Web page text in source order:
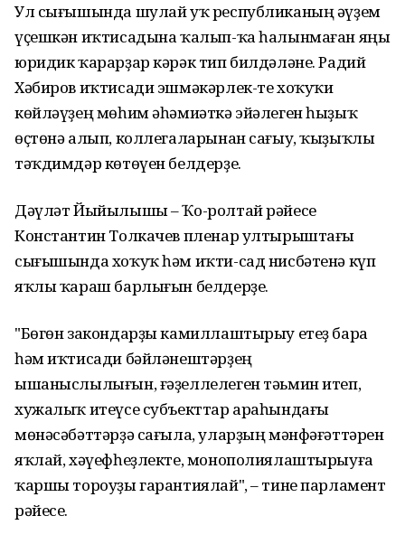
Ул сығышында шулай уҡ республиканың әүҙем
үҫешкән иҡтисадына ҡалып-ҡа һалынмаған яңы
юридик ҡарарҙар кәрәк тип билдәләне. Радий
Хәбиров иҡтисади эшмәкәрлек-те хоҡуҡи
көйләүҙең мөһим әһәмиәткә эйәлеген һыҙыҡ
өҫтөнә алып, коллегаларынан сағыу, ҡыҙыҡлы
тәҡдимдәр көтөүен белдерҙе.
Дәүләт Йыйылышы – Ҡо-ролтай рәйесе
Константин Толкачев пленар ултырыштағы
сығышында хоҡуҡ һәм иҡти-сад нисбәтенә күп
яҡлы ҡараш барлығын белдерҙе.
"Бөгөн закондарҙы камиллаштырыу етеҙ бара
һәм иҡтисади бәйләнештәрҙең
ышаныслылығын, ғәҙеллелеген тәьмин итеп,
хужалыҡ итеүсе субъекттар араһындағы
мөнәсәбәттәрҙә сағыла, уларҙың мәнфәғәттәрен
яҡлай, хәүефһеҙлекте, монополиялаштырыуға
ҡаршы тороуҙы гарантиялай", – тине парламент
рәйесе.